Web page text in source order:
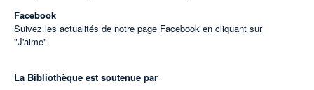
Facebook
Suivez les actualités de notre page Facebook en cliquant sur
"J'aime".
La Bibliothèque est soutenue par